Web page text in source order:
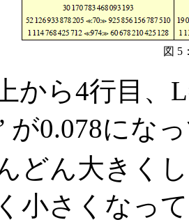
図 5
ら4行目、
が0.078にな
どん大きく
小さくなっ